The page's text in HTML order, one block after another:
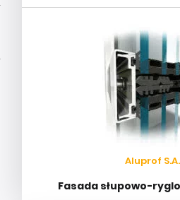
Aluprof S.A.
Fasada słupowo-